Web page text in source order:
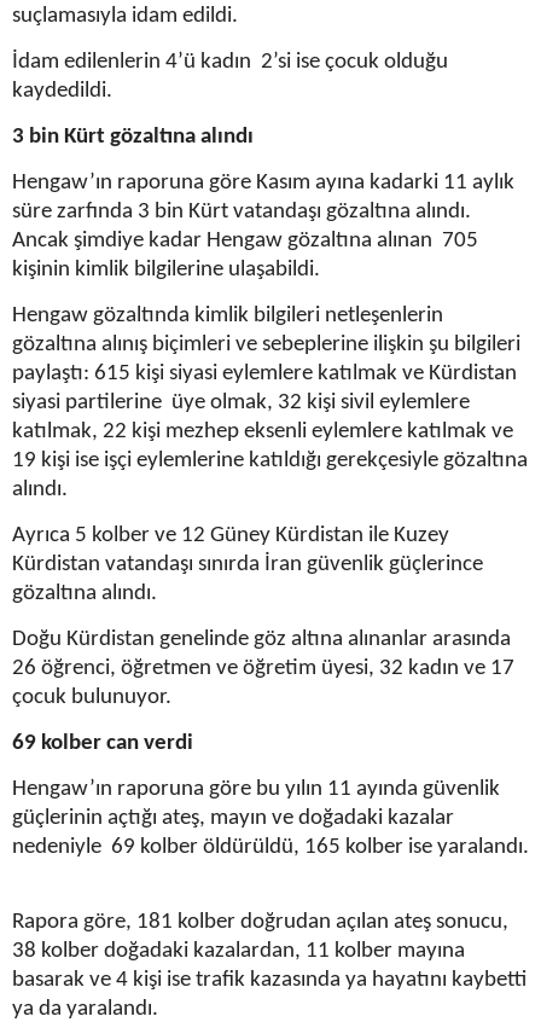
suçlamasıyla idam edildi.
İdam edilenlerin 4’ü kadın 2’si ise çocuk olduğu
kaydedildi.
3 bin Kürt gözaltına alındı
Hengaw’ın raporuna göre Kasım ayına kadarki 11 aylık
süre zarfında 3 bin Kürt vatandaşı gözaltına alındı.
Ancak şimdiye kadar Hengaw gözaltına alınan 705
kişinin kimlik bilgilerine ulaşabildi.
Hengaw gözaltında kimlik bilgileri netleşenlerin
gözaltına alınış biçimleri ve sebeplerine ilişkin şu bilgileri
paylaştı: 615 kişi siyasi eylemlere katılmak ve Kürdistan
siyasi partilerine üye olmak, 32 kişi sivil eylemlere
katılmak, 22 kişi mezhep eksenli eylemlere katılmak ve
19 kişi ise işçi eylemlerine katıldığı gerekçesiyle gözaltına
alındı.
Ayrıca 5 kolber ve 12 Güney Kürdistan ile Kuzey
Kürdistan vatandaşı sınırda İran güvenlik güçlerince
gözaltına alındı.
Doğu Kürdistan genelinde göz altına alınanlar arasında
26 öğrenci, öğretmen ve öğretim üyesi, 32 kadın ve 17
çocuk bulunuyor.
69 kolber can verdi
Hengaw’ın raporuna göre bu yılın 11 ayında güvenlik
güçlerinin açtığı ateş, mayın ve doğadaki kazalar
nedeniyle 69 kolber öldürüldü, 165 kolber ise yaralandı.
Rapora göre, 181 kolber doğrudan açılan ateş sonucu,
38 kolber doğadaki kazalardan, 11 kolber mayına
basarak ve 4 kişi ise trafik kazasında ya hayatını kaybetti
ya da yaralandı.